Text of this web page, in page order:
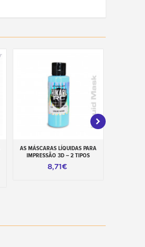
Adicionar ao carrinho
AS MÁSCARAS LÍQUIDAS PARA
IMPRESSÃO 3D – 2 TIPOS
8,71€